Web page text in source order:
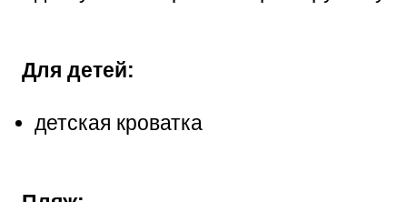
Для детей:
детская кроватка